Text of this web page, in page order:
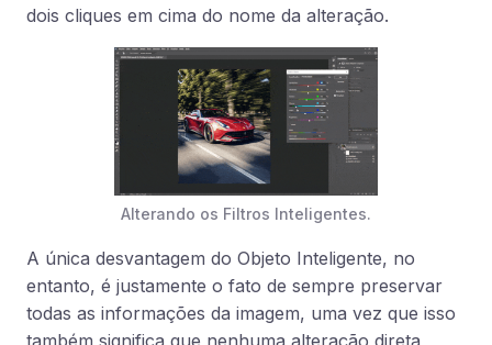
dois cliques em cima do nome da alteração.
Alterando os Filtros Inteligentes.
A única desvantagem do Objeto Inteligente, no
entanto, é justamente o fato de sempre preservar
todas as informações da imagem, uma vez que isso
também significa que nenhuma alteração direta